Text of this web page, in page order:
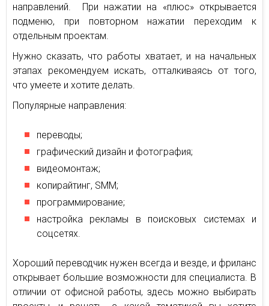
направлений. При нажатии на «плюс» открывается
подменю, при повторном нажатии переходим к
отдельным проектам.
Нужно сказать, что работы хватает, и на начальных
этапах рекомендуем искать, отталкиваясь от того,
что умеете и хотите делать.
Популярные направления:
переводы;
графический дизайн и фотография;
видеомонтаж;
копирайтинг, SMM;
программирование;
настройка рекламы в поисковых системах и
соцсетях.
Хороший переводчик нужен всегда и везде, и фриланс
открывает большие возможности для специалиста. В
отличии от офисной работы, здесь можно выбирать